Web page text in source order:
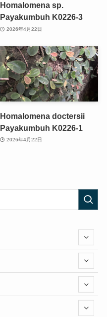
Homalomena sp.
Payakumbuh K0226-3
2026年4月22日
Homalomena doctersii
Payakumbuh K0226-1
2026年4月22日